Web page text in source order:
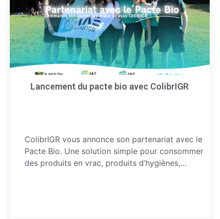
Lancement du pacte bio avec ColibrIGR
ColibrIGR vous annonce son partenariat avec le
Pacte Bio. Une solution simple pour consommer
des produits en vrac, produits d’hygiènes,…